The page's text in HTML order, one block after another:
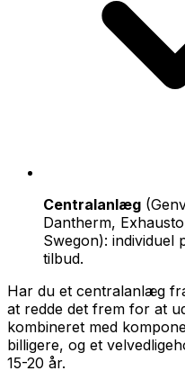
Centralanlæg
Dantherm,
Swegon):
tilbud.
Har du et centralanlæg
at redde det frem for at
kombineret med
billigere, og et
15-20 år.